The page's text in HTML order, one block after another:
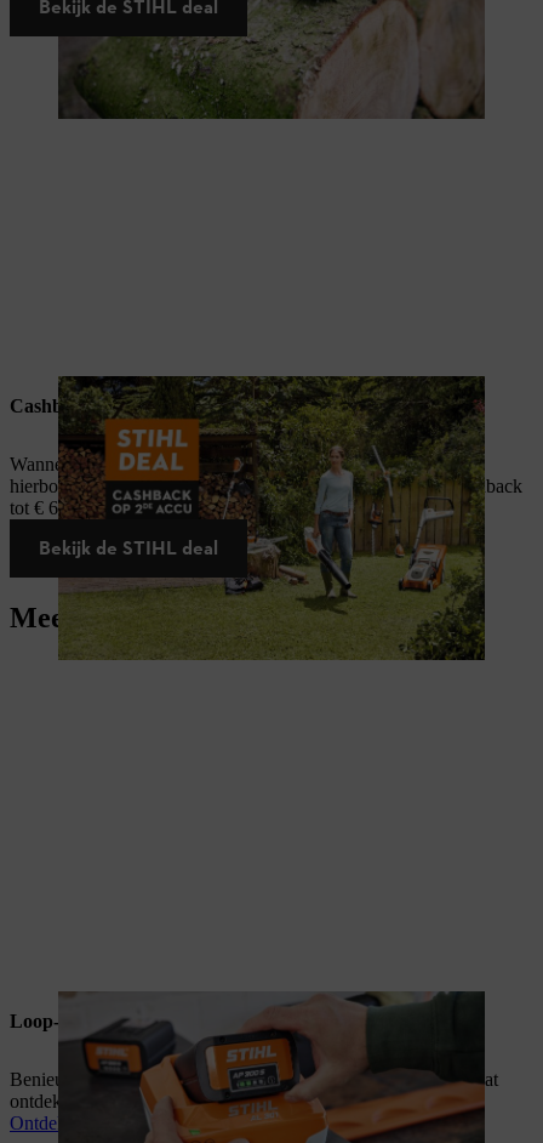
Bekijk de STIHL deal
Cashback actie
Wanneer je een accumachine inclusief accu en lader koopt en
hierbovenop een 2de accu koopt, kan je genieten van een cashback
tot € 60. Actieperiode: 01/01/2025 - 30/06/2025.
Bekijk de STIHL deal
Meer over accupower
Loop-en laadtijden
Benieuwd hoe lang je met onze accumachines kan werken? Dat
ontdek je hier.
Ontdek de loop- en laadtijden